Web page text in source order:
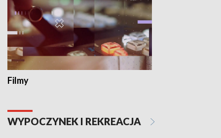
Filmy
WYPOCZYNEK I REKREACJA